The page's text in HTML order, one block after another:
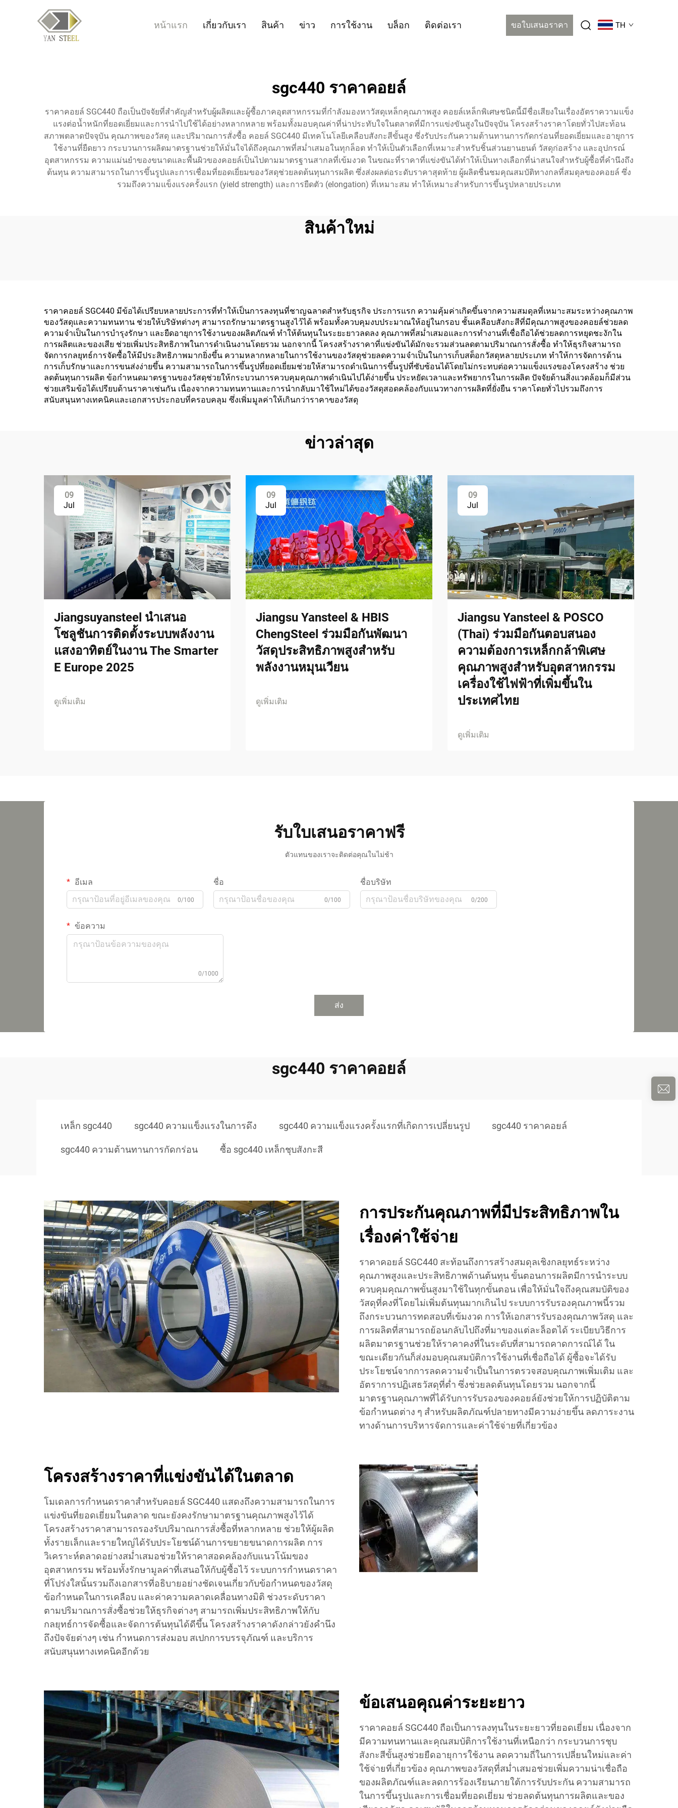
หน้าแรก เกี่ยวกับเรา สินค้า ข่าว การใช้งาน บล็อก ติดต่อเรา ขอใบเสนอราคา TH
sgc440 ราคาคอยล์
ราคาคอยล์ SGC440 ถือเป็นปัจจัยที่สำคัญสำหรับผู้ผลิตและผู้ซื้อภาคอุตสาหกรรมที่กำลังมองหาวัสดุเหล็กคุณภาพสูง คอยล์เหล็กพิเศษชนิดนี้มีชื่อเสียงในเรื่องอัตราความแข็ง
แรงต่อน้ำหนักที่ยอดเยี่ยมและการนำไปใช้ได้อย่างหลากหลาย พร้อมทั้งมอบคุณค่าที่น่าประทับใจในตลาดที่มีการแข่งขันสูงในปัจจุบัน โครงสร้างราคาโดยทั่วไปสะท้อน
สภาพตลาดปัจจุบัน คุณภาพของวัสดุ และปริมาณการสั่งซื้อ คอยล์ SGC440 มีเทคโนโลยีเคลือบสังกะสีขั้นสูง ซึ่งรับประกันความต้านทานการกัดกร่อนที่ยอดเยี่ยมและอายุการ
ใช้งานที่ยืดยาว กระบวนการผลิตมาตรฐานช่วยให้มั่นใจได้ถึงคุณภาพที่สม่ำเสมอในทุกล็อต ทำให้เป็นตัวเลือกที่เหมาะสำหรับชิ้นส่วนยานยนต์ วัสดุก่อสร้าง และอุปกรณ์
อุตสาหกรรม ความแม่นยำของขนาดและพื้นผิวของคอยล์เป็นไปตามมาตรฐานสากลที่เข้มงวด ในขณะที่ราคาที่แข่งขันได้ทำให้เป็นทางเลือกที่น่าสนใจสำหรับผู้ซื้อที่คำนึงถึง
ต้นทุน ความสามารถในการขึ้นรูปและการเชื่อมที่ยอดเยี่ยมของวัสดุช่วยลดต้นทุนการผลิต ซึ่งส่งผลต่อระดับราคาสุดท้าย ผู้ผลิตชื่นชมคุณสมบัติทางกลที่สมดุลของคอยล์ ซึ่ง
รวมถึงความแข็งแรงครั้งแรก (yield strength) และการยืดตัว (elongation) ที่เหมาะสม ทำให้เหมาะสำหรับการขึ้นรูปหลายประเภท
สินค้าใหม่
ราคาคอยล์ SGC440 มีข้อได้เปรียบหลายประการที่ทำให้เป็นการลงทุนที่ชาญฉลาดสำหรับธุรกิจ ประการแรก ความคุ้มค่าเกิดขึ้นจากความสมดุลที่เหมาะสมระหว่างคุณภาพ
ของวัสดุและความทนทาน ช่วยให้บริษัทต่างๆ สามารถรักษามาตรฐานสูงไว้ได้ พร้อมทั้งควบคุมงบประมาณให้อยู่ในกรอบ ชั้นเคลือบสังกะสีที่มีคุณภาพสูงของคอยล์ช่วยลด
ความจำเป็นในการบำรุงรักษา และยืดอายุการใช้งานของผลิตภัณฑ์ ทำให้ต้นทุนในระยะยาวลดลง คุณภาพที่สม่ำเสมอและการทำงานที่เชื่อถือได้ช่วยลดการหยุดชะงักใน
การผลิตและของเสีย ช่วยเพิ่มประสิทธิภาพในการดำเนินงานโดยรวม นอกจากนี้ โครงสร้างราคาที่แข่งขันได้มักจะรวมส่วนลดตามปริมาณการสั่งซื้อ ทำให้ธุรกิจสามารถ
จัดการกลยุทธ์การจัดซื้อให้มีประสิทธิภาพมากยิ่งขึ้น ความหลากหลายในการใช้งานของวัสดุช่วยลดความจำเป็นในการเก็บสต็อกวัสดุหลายประเภท ทำให้การจัดการด้าน
การเก็บรักษาและการขนส่งง่ายขึ้น ความสามารถในการขึ้นรูปที่ยอดเยี่ยมช่วยให้สามารถดำเนินการขึ้นรูปที่ซับซ้อนได้โดยไม่กระทบต่อความแข็งแรงของโครงสร้าง ช่วย
ลดต้นทุนการผลิต ข้อกำหนดมาตรฐานของวัสดุช่วยให้กระบวนการควบคุมคุณภาพดำเนินไปได้ง่ายขึ้น ประหยัดเวลาและทรัพยากรในการผลิต ปัจจัยด้านสิ่งแวดล้อมก็มีส่วน
ช่วยเสริมข้อได้เปรียบด้านราคาเช่นกัน เนื่องจากความทนทานและการนำกลับมาใช้ใหม่ได้ของวัสดุสอดคล้องกับแนวทางการผลิตที่ยั่งยืน ราคาโดยทั่วไปรวมถึงการ
สนับสนุนทางเทคนิคและเอกสารประกอบที่ครอบคลุม ซึ่งเพิ่มมูลค่าให้เกินกว่าราคาของวัสดุ
ข่าวล่าสุด
09
Jul
Jiangsuyansteel นำเสนอ
โซลูชันการติดตั้งระบบพลังงาน
แสงอาทิตย์ในงาน The Smarter
E Europe 2025
ดูเพิ่มเติม
09
Jul
Jiangsu Yansteel & HBIS
ChengSteel ร่วมมือกันพัฒนา
วัสดุประสิทธิภาพสูงสำหรับ
พลังงานหมุนเวียน
ดูเพิ่มเติม
09
Jul
Jiangsu Yansteel & POSCO
(Thai) ร่วมมือกันตอบสนอง
ความต้องการเหล็กกล้าพิเศษ
คุณภาพสูงสำหรับอุตสาหกรรม
เครื่องใช้ไฟฟ้าที่เพิ่มขึ้นใน
ประเทศไทย
ดูเพิ่มเติม
รับใบเสนอราคาฟรี
ตัวแทนของเราจะติดต่อคุณในไม่ช้า
อีเมล
0/100
ชื่อ
0/100
ชื่อบริษัท
0/200
ข้อความ
0/1000
ส่ง
sgc440 ราคาคอยล์
เหล็ก sgc440 sgc440 ความแข็งแรงในการดึง sgc440 ความแข็งแรงครั้งแรกที่เกิดการเปลี่ยนรูป sgc440 ราคาคอยล์
sgc440 ความต้านทานการกัดกร่อน ซื้อ sgc440 เหล็กชุบสังกะสี
การประกันคุณภาพที่มีประสิทธิภาพใน
เรื่องค่าใช้จ่าย
ราคาคอยล์ SGC440 สะท้อนถึงการสร้างสมดุลเชิงกลยุทธ์ระหว่าง
คุณภาพสูงและประสิทธิภาพด้านต้นทุน ขั้นตอนการผลิตมีการนำระบบ
ควบคุมคุณภาพขั้นสูงมาใช้ในทุกขั้นตอน เพื่อให้มั่นใจถึงคุณสมบัติของ
วัสดุที่คงที่โดยไม่เพิ่มต้นทุนมากเกินไป ระบบการรับรองคุณภาพนี้รวม
ถึงกระบวนการทดสอบที่เข้มงวด การให้เอกสารรับรองคุณภาพวัสดุ และ
การผลิตที่สามารถย้อนกลับไปถึงที่มาของแต่ละล็อตได้ ระเบียบวิธีการ
ผลิตมาตรฐานช่วยให้ราคาคงที่ในระดับที่สามารถคาดการณ์ได้ ใน
ขณะเดียวกันก็ส่งมอบคุณสมบัติการใช้งานที่เชื่อถือได้ ผู้ซื้อจะได้รับ
ประโยชน์จากการลดความจำเป็นในการตรวจสอบคุณภาพเพิ่มเติม และ
อัตราการปฏิเสธวัสดุที่ต่ำ ซึ่งช่วยลดต้นทุนโดยรวม นอกจากนี้
มาตรฐานคุณภาพที่ได้รับการรับรองของคอยล์ยังช่วยให้การปฏิบัติตาม
ข้อกำหนดต่าง ๆ สำหรับผลิตภัณฑ์ปลายทางมีความง่ายขึ้น ลดภาระงาน
ทางด้านการบริหารจัดการและค่าใช้จ่ายที่เกี่ยวข้อง
โครงสร้างราคาที่แข่งขันได้ในตลาด
โมเดลการกำหนดราคาสำหรับคอยล์ SGC440 แสดงถึงความสามารถในการ
แข่งขันที่ยอดเยี่ยมในตลาด ขณะยังคงรักษามาตรฐานคุณภาพสูงไว้ได้
โครงสร้างราคาสามารถรองรับปริมาณการสั่งซื้อที่หลากหลาย ช่วยให้ผู้ผลิต
ทั้งรายเล็กและรายใหญ่ได้รับประโยชน์ด้านการขยายขนาดการผลิต การ
วิเคราะห์ตลาดอย่างสม่ำเสมอช่วยให้ราคาสอดคล้องกับแนวโน้มของ
อุตสาหกรรม พร้อมทั้งรักษามูลค่าที่เสนอให้กับผู้ซื้อไว้ ระบบการกำหนดราคา
ที่โปร่งใสนั้นรวมถึงเอกสารที่อธิบายอย่างชัดเจนเกี่ยวกับข้อกำหนดของวัสดุ
ข้อกำหนดในการเคลือบ และค่าความคลาดเคลื่อนทางมิติ ช่วงระดับราคา
ตามปริมาณการสั่งซื้อช่วยให้ธุรกิจต่างๆ สามารถเพิ่มประสิทธิภาพให้กับ
กลยุทธ์การจัดซื้อและจัดการต้นทุนได้ดีขึ้น โครงสร้างราคาดังกล่าวยังคำนึง
ถึงปัจจัยต่างๆ เช่น กำหนดการส่งมอบ สเปกการบรรจุภัณฑ์ และบริการ
สนับสนุนทางเทคนิคอีกด้วย
ข้อเสนอคุณค่าระยะยาว
ราคาคอยล์ SGC440 ถือเป็นการลงทุนในระยะยาวที่ยอดเยี่ยม เนื่องจาก
มีความทนทานและคุณสมบัติการใช้งานที่เหนือกว่า กระบวนการชุบ
สังกะสีขั้นสูงช่วยยืดอายุการใช้งาน ลดความถี่ในการเปลี่ยนใหม่และค่า
ใช้จ่ายที่เกี่ยวข้อง คุณภาพของวัสดุที่สม่ำเสมอช่วยเพิ่มความน่าเชื่อถือ
ของผลิตภัณฑ์และลดการร้องเรียนภายใต้การรับประกัน ความสามารถ
ในการขึ้นรูปและการเชื่อมที่ยอดเยี่ยม ช่วยลดต้นทุนการผลิตและของ